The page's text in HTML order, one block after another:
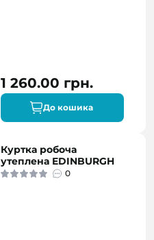
1 260.00 грн.
До кошика
Куртка робоча
утеплена EDINBURGH
0